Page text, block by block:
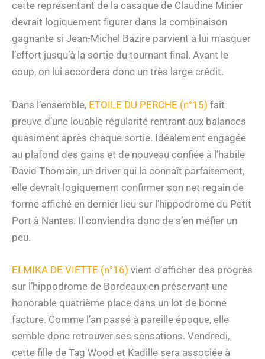
cette représentant de la casaque de Claudine Minier
devrait logiquement figurer dans la combinaison
gagnante si Jean-Michel Bazire parvient à lui masquer
l’effort jusqu’à la sortie du tournant final. Avant le
coup, on lui accordera donc un très large crédit.
Dans l’ensemble, ETOILE DU PERCHE (n°15) fait
preuve d’une louable régularité rentrant aux balances
quasiment après chaque sortie. Idéalement engagée
au plafond des gains et de nouveau confiée à l’habile
David Thomain, un driver qui la connaît parfaitement,
elle devrait logiquement confirmer son net regain de
forme affiché en dernier lieu sur l’hippodrome du Petit
Port à Nantes. Il conviendra donc de s’en méfier un
peu.
ELMIKA DE VIETTE (n°16) vient d’afficher des progrès
sur l’hippodrome de Bordeaux en préservant une
honorable quatrième place dans un lot de bonne
facture. Comme l’an passé à pareille époque, elle
semble donc retrouver ses sensations. Vendredi,
cette fille de Tag Wood et Kadille sera associée à